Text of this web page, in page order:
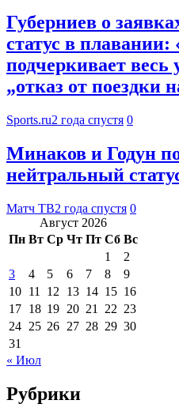
Губерниев о
статус в
подчеркивает весь
„отказ от поездки
Sports.ru2 года спустя 0
Минаков и Годун
нейтральный
Матч ТВ2 года спустя 0
Август 2026
Пн Вт Ср Чт Пт Сб Вс
1
2
3
4 5 6 7 8
9
10 11 12 13 14 15 16
17 18 19 20 21 22 23
24 25 26 27 28 29 30
31
« Июл
Рубрики